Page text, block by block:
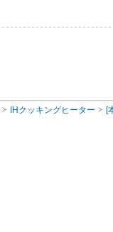
IHクッキングヒーター [